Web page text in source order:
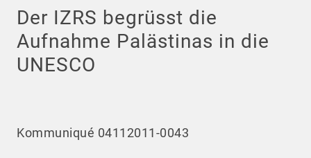
Der IZRS begrüsst die
Aufnahme Palästinas in die
UNESCO
Kommuniqué 04112011-0043